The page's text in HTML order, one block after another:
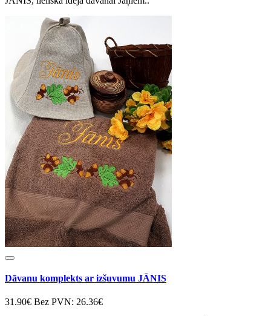
Dāvanu komplekts ar izšuvumu JĀNIS
31.90€ Bez PVN: 26.36€